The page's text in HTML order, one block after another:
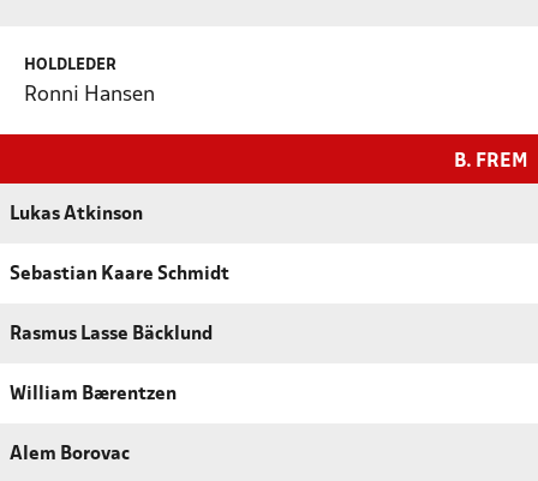
HOLDLEDER
Ronni Hansen
B. FREM
Lukas Atkinson
Sebastian Kaare Schmidt
Rasmus Lasse Bäcklund
William Bærentzen
Alem Borovac